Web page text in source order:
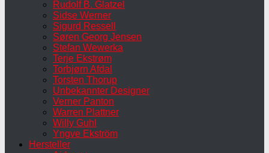
Rudolf B. Glatzel
Sidse Werner
Sigurd Ressell
Søren Georg Jensen
Stefan Wewerka
Terje Ekstrøm
Torbjørn Afdal
Torsten Thorup
Unbekannter Designer
Verner Panton
Warren Plattner
Willy Guhl
Yngve Ekström
Hersteller